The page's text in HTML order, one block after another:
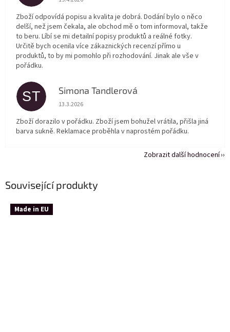
Související produkty
Made in EU
Zboží odpovídá popisu a kvalita je dobrá. Dodání bylo o něco
delší, než jsem čekala, ale obchod mě o tom informoval, takže
to beru. Líbí se mi detailní popisy produktů a reálné fotky.
Určitě bych ocenila více zákaznických recenzí přímo u
produktů, to by mi pomohlo při rozhodování. Jinak ale vše v
pořádku.
ST Simona Tandlerová
Hodnocení obchodu je 5 z 5 hvězdiček.
13.3.2026
Zboží dorazilo v pořádku. Zboží jsem bohužel vrátila, přišla jiná
barva sukně. Reklamace proběhla v naprostém pořádku.
Zobrazit další hodnocení